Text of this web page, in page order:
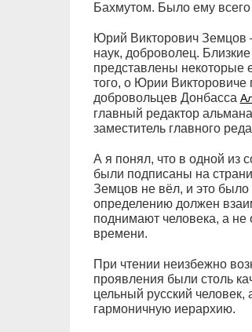
Бахмутом. Было ему всего
Юрий Викторович Земцов
наук, доброволец.
представлены некоторые
того, о Юрии
добровольцев Донбасса
главный редактор
заместитель главного
А я понял, что в одной из
были подписаны на
Земцов не вёл, и это
определению должен
поднимают человека, а
времени.
При чтении неизбежно
проявления были столь
цельный русский
гармоничную иерархию.